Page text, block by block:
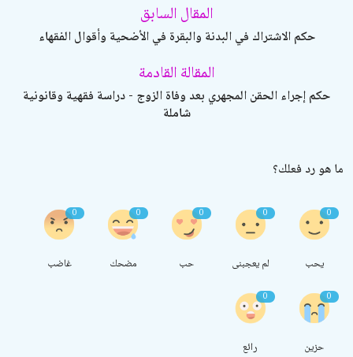
المقال السابق
حكم الاشتراك في البدنة والبقرة في الأضحية وأقوال الفقهاء
المقالة القادمة
حكم إجراء الحقن المجهري بعد وفاة الزوج - دراسة فقهية وقانونية
شاملة
ما هو رد فعلك؟
0
يحب
0
لم يعجبنى
0
حب
0
مضحك
0
غاضب
0
حزين
0
رائع